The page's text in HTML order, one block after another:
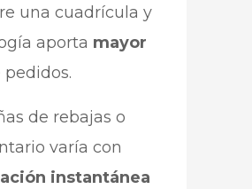
una cuadrícula y
aporta mayor
de rebajas o
varía con
instantánea